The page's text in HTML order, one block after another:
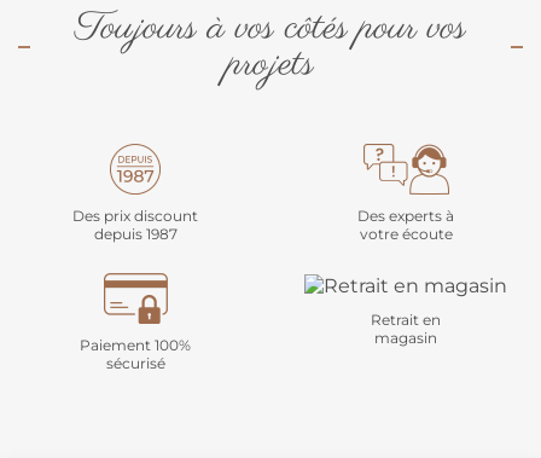
Toujours à vos côtés pour vos
projets
Des prix discount
depuis 1987
Des experts à
votre écoute
Paiement 100%
sécurisé
Retrait en
magasin